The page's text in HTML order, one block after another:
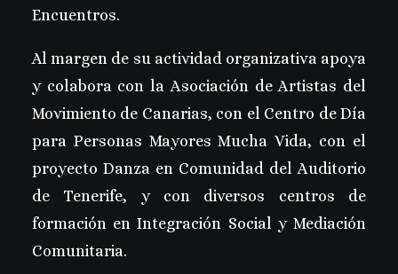
Encuentros.
Al margen de su actividad organizativa apoya
y colabora con la Asociación de Artistas del
Movimiento de Canarias, con el Centro de Día
para Personas Mayores Mucha Vida, con el
proyecto Danza en Comunidad del Auditorio
de Tenerife, y con diversos centros de
formación en Integración Social y Mediación
Comunitaria.